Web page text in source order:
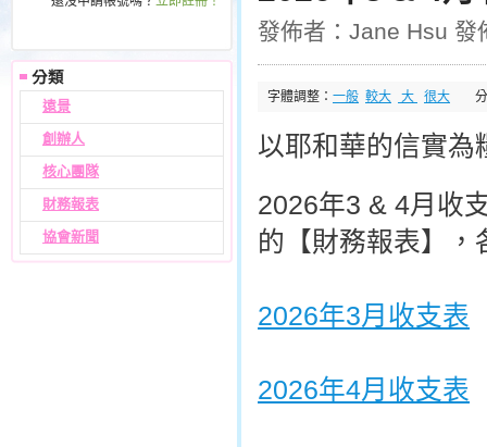
遠景
創辦人
核心團隊
財務報表
協會新聞
發佈者：Jane Hsu
字體調整： 一般 較大 大 很大
以耶和華的信實為
2026年3 & 4月收
的【財務報表】，
2026年3月收支表
2026年4月收支表